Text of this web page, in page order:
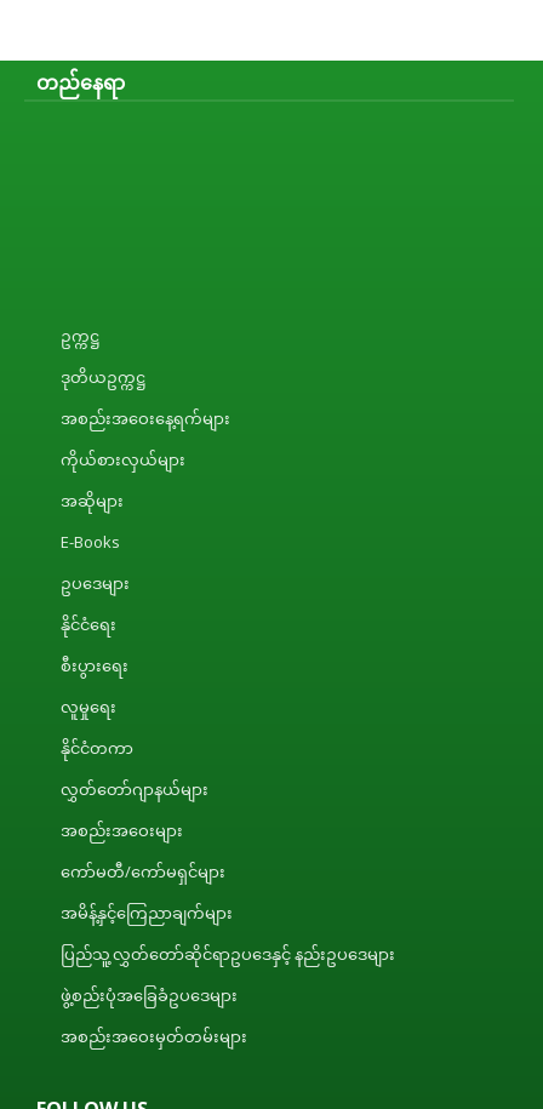
တည်နေရာ
ဥက္ကဋ္ဌ
ဒုတိယဥက္ကဋ္ဌ
အစည်းအဝေးနေ့ရက်များ
ကိုယ်စားလှယ်များ
အဆိုများ
E-Books
ဥပဒေများ
နိုင်ငံရေး
စီးပွားရေး
လူမှုရေး
နိုင်ငံတကာ
လွှတ်တော်ဂျာနယ်များ
အစည်းအဝေးများ
ကော်မတီ/ကော်မရှင်များ
အမိန့်နှင့်ကြေညာချက်များ
ပြည်သူ့လွှတ်တော်ဆိုင်ရာဥပဒေနှင့် နည်းဥပဒေများ
ဖွဲ့စည်းပုံအခြေခံဥပဒေများ
အစည်းအဝေးမှတ်တမ်းများ